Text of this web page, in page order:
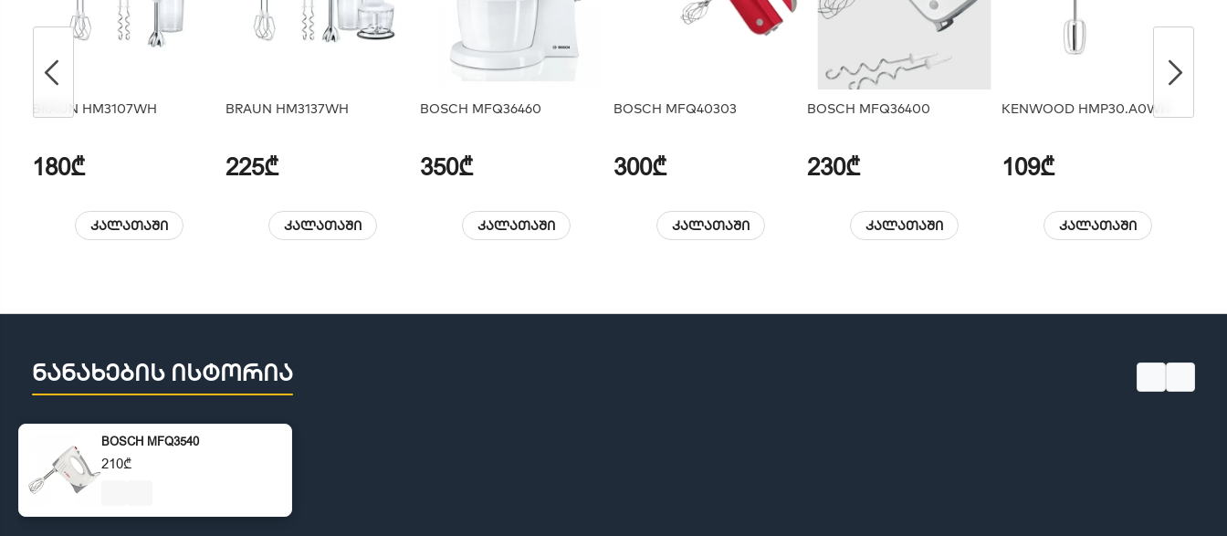
BRAUN HM3107WH
180₾
კალათაში
BRAUN HM3137WH
225₾
კალათაში
BOSCH MFQ36460
350₾
კალათაში
BOSCH MFQ40303
300₾
კალათაში
BOSCH MFQ36400
230₾
კალათაში
KENWOOD HMP30.A0WH
109₾
კალათაში
ნანახების ისტორია
BOSCH MFQ3540
210₾